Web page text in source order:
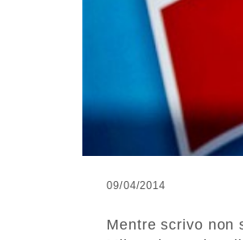
09/04/2014
Mentre scrivo non